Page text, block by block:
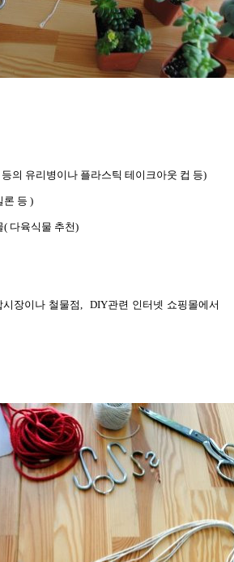
의 유리병이나 플라스틱 테이크아웃 컵 등)
론 등 )
( 다육식물 추천)
장이나 철물점, DIY관련 인터넷 쇼핑몰에서